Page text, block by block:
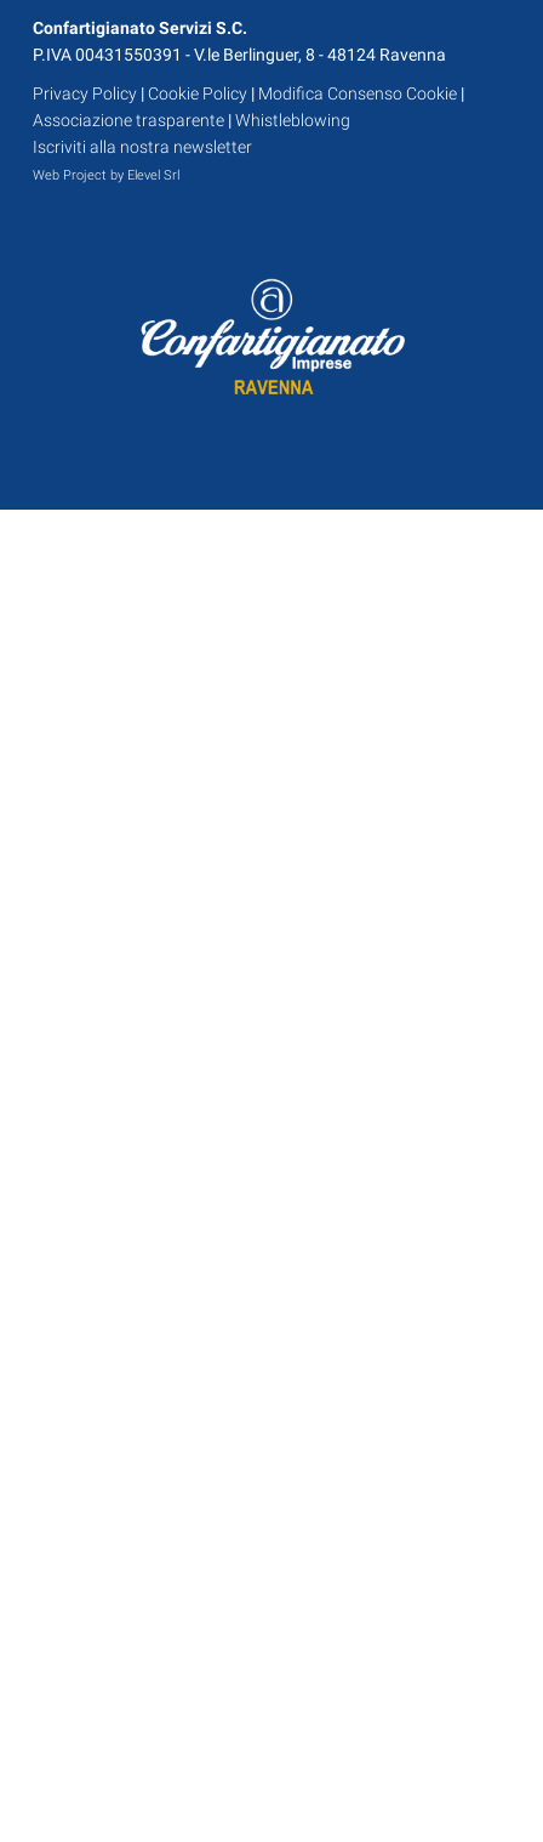
Confartigianato Servizi S.C.
P.IVA 00431550391 - V.le Berlinguer, 8 - 48124 Ravenna
Privacy Policy |Cookie Policy | Modifica Consenso Cookie |
Associazione trasparente |Whistleblowing
Iscriviti alla nostra newsletter
Web Project by Elevel Srl